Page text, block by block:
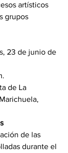
artísticos
grupos
23 de junio de
de La
de las
durante el